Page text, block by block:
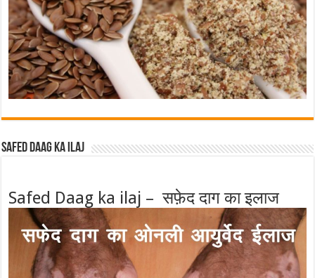
Safed Daag ka ilaj
Safed Daag ka ilaj – सफ़ेद दाग का इलाज